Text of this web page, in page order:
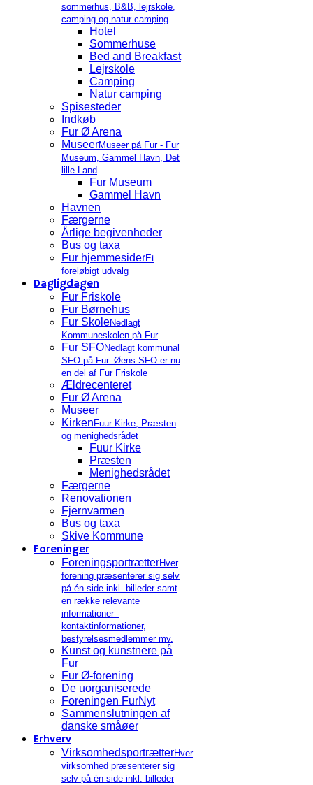
sommerhus, B&B, lejrskole,
camping og natur camping
Hotel
Sommerhuse
Bed and Breakfast
Lejrskole
Camping
Natur camping
Spisesteder
Indkøb
Fur Ø Arena
MuseerMuseer på Fur - Fur
Museum, Gammel Havn, Det
lille Land
Fur Museum
Gammel Havn
Havnen
Færgerne
Årlige begivenheder
Bus og taxa
Fur hjemmesiderEt
foreløbigt udvalg
Dagligdagen
Fur Friskole
Fur Børnehus
Fur SkoleNedlagt
Kommuneskolen på Fur
Fur SFONedlagt kommunal
SFO på Fur. Øens SFO er nu
en del af Fur Friskole
Ældrecenteret
Fur Ø Arena
Museer
Kirken Fuur Kirke, Præsten
og menighedsrådet
Fuur Kirke
Præsten
Menighedsrådet
Færgerne
Renovationen
Fjernvarmen
Bus og taxa
Skive Kommune
Foreninger
ForeningsportrætterHver
forening præsenterer sig selv
på én side inkl. billeder samt
en række relevante
informationer -
kontaktinformationer,
bestyrelsesmedlemmer mv.
Kunst og kunstnere på
Fur
Fur Ø-forening
De uorganiserede
Foreningen FurNyt
Sammenslutningen af
danske småøer
Erhverv
VirksomhedsportrætterHver
virksomhed præsenterer sig
selv på én side inkl. billeder